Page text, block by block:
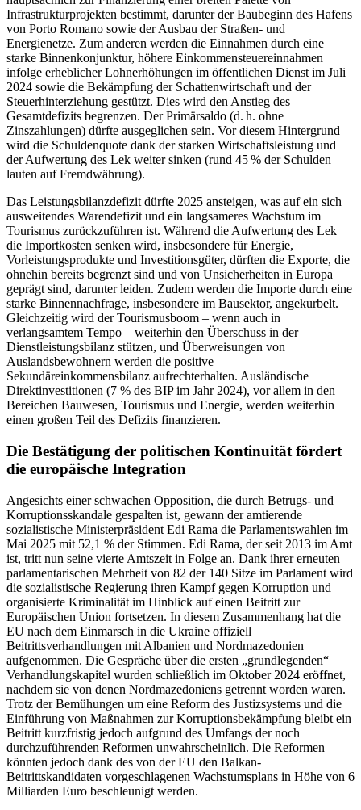
Infrastrukturprojekten bestimmt, darunter der Baubeginn des Hafens
von Porto Romano sowie der Ausbau der Straßen- und
Energienetze. Zum anderen werden die Einnahmen durch eine
starke Binnenkonjunktur, höhere Einkommensteuereinnahmen
infolge erheblicher Lohnerhöhungen im öffentlichen Dienst im Juli
2024 sowie die Bekämpfung der Schattenwirtschaft und der
Steuerhinterziehung gestützt. Dies wird den Anstieg des
Gesamtdefizits begrenzen. Der Primärsaldo (d. h. ohne
Zinszahlungen) dürfte ausgeglichen sein. Vor diesem Hintergrund
wird die Schuldenquote dank der starken Wirtschaftsleistung und
der Aufwertung des Lek weiter sinken (rund 45 % der Schulden
lauten auf Fremdwährung).
Das Leistungsbilanzdefizit dürfte 2025 ansteigen, was auf ein sich
ausweitendes Warendefizit und ein langsameres Wachstum im
Tourismus zurückzuführen ist. Während die Aufwertung des Lek
die Importkosten senken wird, insbesondere für Energie,
Vorleistungsprodukte und Investitionsgüter, dürften die Exporte, die
ohnehin bereits begrenzt sind und von Unsicherheiten in Europa
geprägt sind, darunter leiden. Zudem werden die Importe durch eine
starke Binnennachfrage, insbesondere im Bausektor, angekurbelt.
Gleichzeitig wird der Tourismusboom – wenn auch in
verlangsamtem Tempo – weiterhin den Überschuss in der
Dienstleistungsbilanz stützen, und Überweisungen von
Auslandsbewohnern werden die positive
Sekundäreinkommensbilanz aufrechterhalten. Ausländische
Direktinvestitionen (7 % des BIP im Jahr 2024), vor allem in den
Bereichen Bauwesen, Tourismus und Energie, werden weiterhin
einen großen Teil des Defizits finanzieren.
Die Bestätigung der politischen Kontinuität fördert
die europäische Integration
Angesichts einer schwachen Opposition, die durch Betrugs- und
Korruptionsskandale gespalten ist, gewann der amtierende
sozialistische Ministerpräsident Edi Rama die Parlamentswahlen im
Mai 2025 mit 52,1 % der Stimmen. Edi Rama, der seit 2013 im Amt
ist, tritt nun seine vierte Amtszeit in Folge an. Dank ihrer erneuten
parlamentarischen Mehrheit von 82 der 140 Sitze im Parlament wird
die sozialistische Regierung ihren Kampf gegen Korruption und
organisierte Kriminalität im Hinblick auf einen Beitritt zur
Europäischen Union fortsetzen. In diesem Zusammenhang hat die
EU nach dem Einmarsch in die Ukraine offiziell
Beitrittsverhandlungen mit Albanien und Nordmazedonien
aufgenommen. Die Gespräche über die ersten „grundlegenden“
Verhandlungskapitel wurden schließlich im Oktober 2024 eröffnet,
nachdem sie von denen Nordmazedoniens getrennt worden waren.
Trotz der Bemühungen um eine Reform des Justizsystems und die
Einführung von Maßnahmen zur Korruptionsbekämpfung bleibt ein
Beitritt kurzfristig jedoch aufgrund des Umfangs der noch
durchzuführenden Reformen unwahrscheinlich. Die Reformen
könnten jedoch dank des von der EU den Balkan-
Beitrittskandidaten vorgeschlagenen Wachstumsplans in Höhe von 6
Milliarden Euro beschleunigt werden.